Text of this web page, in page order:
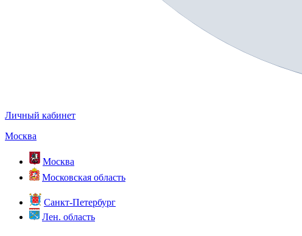
Личный кабинет
Москва
Москва
Московская область
Санкт-Петербург
Лен. область